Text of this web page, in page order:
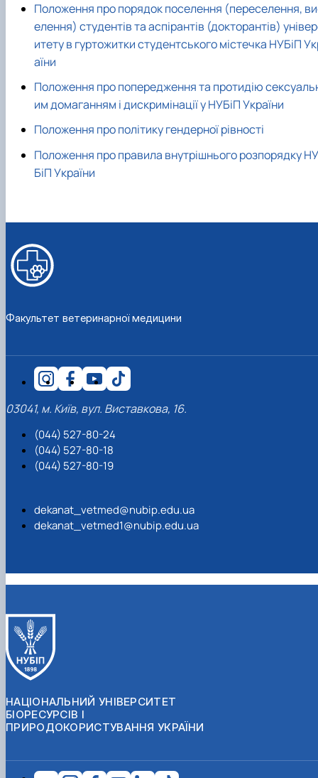
Положення про порядок поселення (переселення,
елення) студентів та аспірантів (докторантів)
итету в гуртожитки студентського містечка НУБіП
аїни
Положення про попередження та протидію
им домаганням і дискримінації у НУБіП України
Положення про політику гендерної рівності
Положення про правила внутрішнього розпорядку НУ
БіП України
Факультет ветеринарної медицини
03041, м. Київ, вул. Виставкова, 16.
(044) 527-80-24
(044) 527-80-18
(044) 527-80-19
dekanat_vetmed@nubip.edu.ua
dekanat_vetmed1@nubip.edu.ua
НАЦІОНАЛЬНИЙ УНІВЕРСИТЕТ
БІОРЕСУРСІВ І
ПРИРОДОКОРИСТУВАННЯ УКРАЇНИ